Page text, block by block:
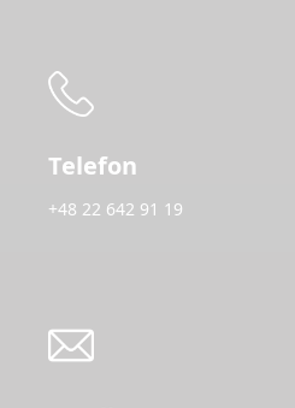
Telefon
+48 22 642 91 19